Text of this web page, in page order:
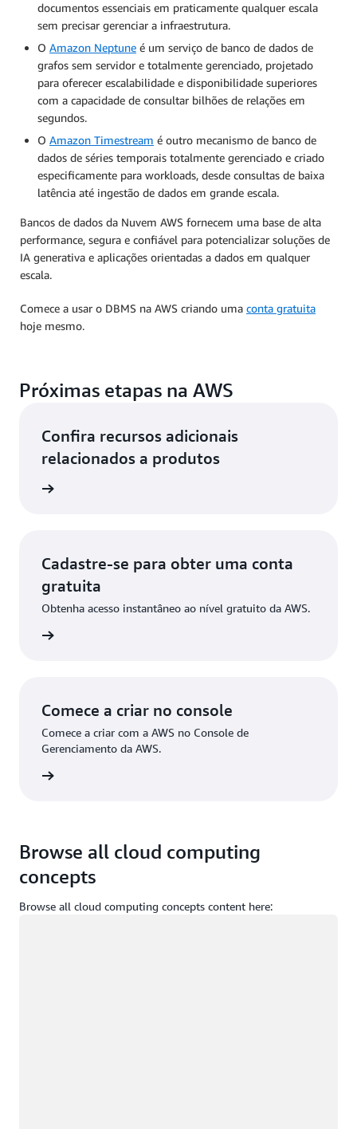
documentos essenciais em praticamente qualquer escala
sem precisar gerenciar a infraestrutura.
O Amazon Neptune é um serviço de banco de dados de
grafos sem servidor e totalmente gerenciado, projetado
para oferecer escalabilidade e disponibilidade superiores
com a capacidade de consultar bilhões de relações em
segundos.
O Amazon Timestream é outro mecanismo de banco de
dados de séries temporais totalmente gerenciado e criado
especificamente para workloads, desde consultas de baixa
latência até ingestão de dados em grande escala.
Bancos de dados da Nuvem AWS fornecem uma base de alta
performance, segura e confiável para potencializar soluções de
IA generativa e aplicações orientadas a dados em qualquer
escala.
Comece a usar o DBMS na AWS criando uma conta gratuita
hoje mesmo.
Próximas etapas na AWS
Confira recursos adicionais
relacionados a produtos
Cadastre-se para obter uma conta
gratuita
Obtenha acesso instantâneo ao nível gratuito da AWS.
Comece a criar no console
Comece a criar com a AWS no Console de
Gerenciamento da AWS.
Browse all cloud computing
concepts
Browse all cloud computing concepts content here: